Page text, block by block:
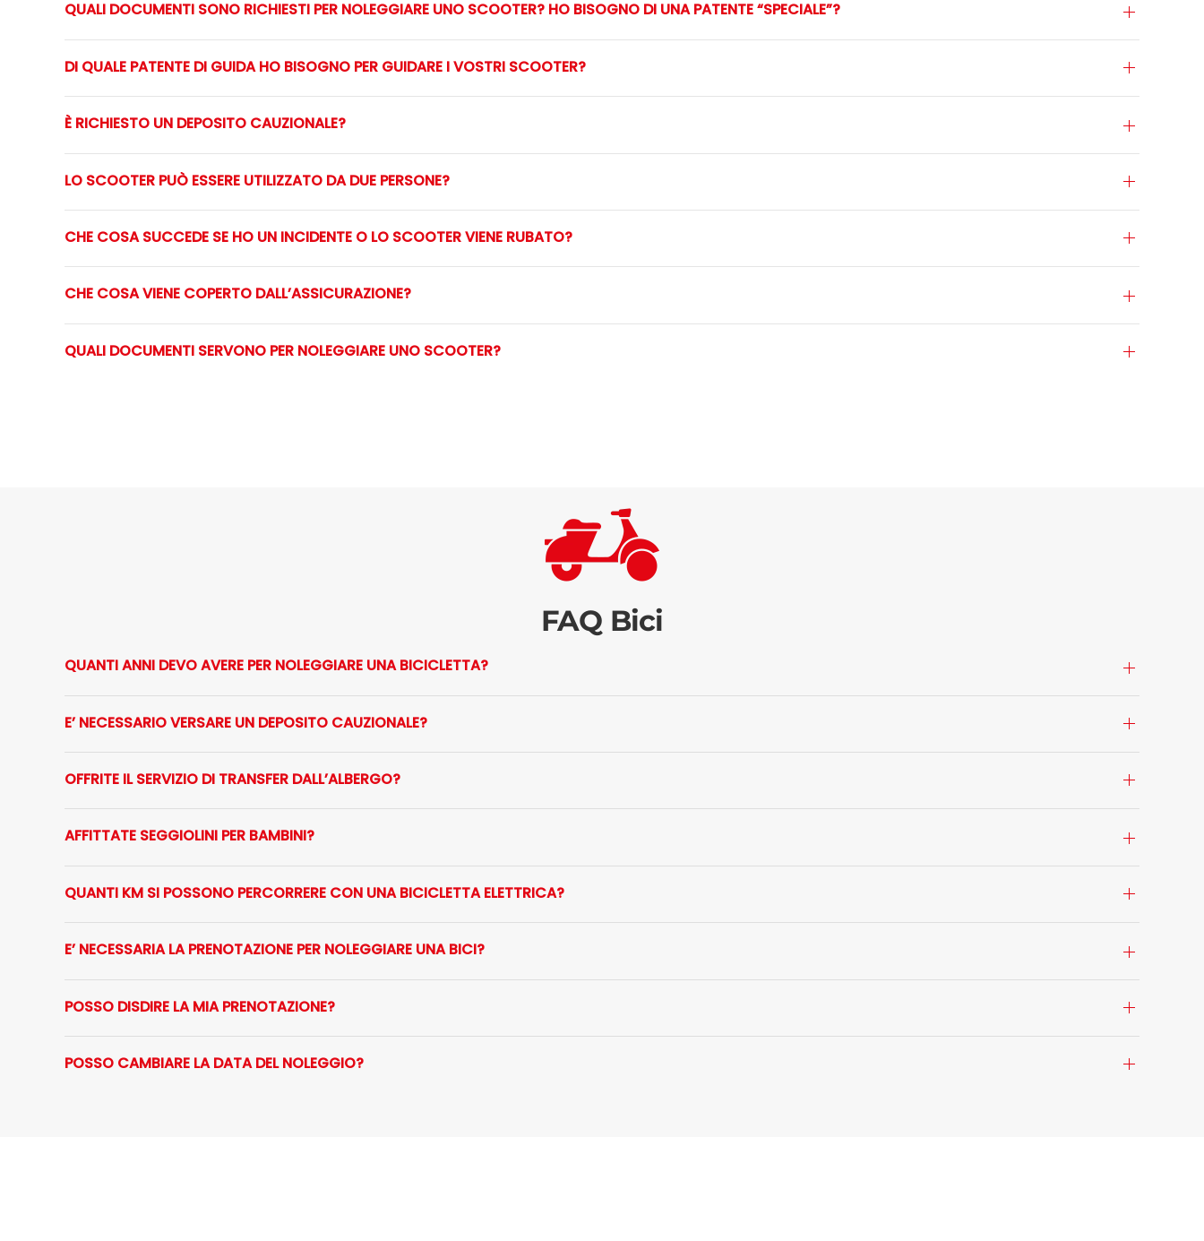
QUALI DOCUMENTI SONO RICHIESTI PER NOLEGGIARE UNO SCOOTER? HO BISOGNO DI UNA PATENTE “SPECIALE”?
DI QUALE PATENTE DI GUIDA HO BISOGNO PER GUIDARE I VOSTRI SCOOTER?
È RICHIESTO UN DEPOSITO CAUZIONALE?
LO SCOOTER PUÒ ESSERE UTILIZZATO DA DUE PERSONE?
CHE COSA SUCCEDE SE HO UN INCIDENTE O LO SCOOTER VIENE RUBATO?
CHE COSA VIENE COPERTO DALL’ASSICURAZIONE?
QUALI DOCUMENTI SERVONO PER NOLEGGIARE UNO SCOOTER?
FAQ Bici
QUANTI ANNI DEVO AVERE PER NOLEGGIARE UNA BICICLETTA?
E’ NECESSARIO VERSARE UN DEPOSITO CAUZIONALE?
OFFRITE IL SERVIZIO DI TRANSFER DALL’ALBERGO?
AFFITTATE SEGGIOLINI PER BAMBINI?
QUANTI KM SI POSSONO PERCORRERE CON UNA BICICLETTA ELETTRICA?
E’ NECESSARIA LA PRENOTAZIONE PER NOLEGGIARE UNA BICI?
POSSO DISDIRE LA MIA PRENOTAZIONE?
POSSO CAMBIARE LA DATA DEL NOLEGGIO?